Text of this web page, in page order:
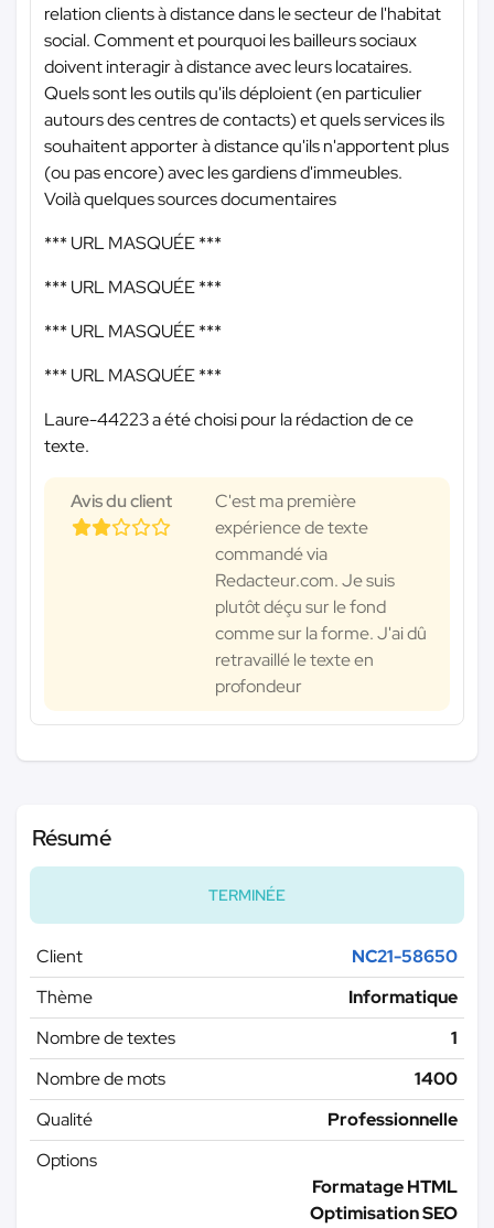
relation clients à distance dans le secteur de l'habitat
social. Comment et pourquoi les bailleurs sociaux
doivent interagir à distance avec leurs locataires.
Quels sont les outils qu'ils déploient (en particulier
autours des centres de contacts) et quels services ils
souhaitent apporter à distance qu'ils n'apportent plus
(ou pas encore) avec les gardiens d'immeubles.
Voilà quelques sources documentaires
*** URL MASQUÉE ***
*** URL MASQUÉE ***
*** URL MASQUÉE ***
*** URL MASQUÉE ***
Laure-44223 a été choisi pour la rédaction de ce
texte.
Avis du client
C'est ma première
expérience de texte
commandé via
Redacteur.com. Je suis
plutôt déçu sur le fond
comme sur la forme. J'ai dû
retravaillé le texte en
profondeur
Résumé
TERMINÉE
Client
NC21-58650
Thème
Informatique
Nombre de textes
1
Nombre de mots
1400
Qualité
Professionnelle
Options
Formatage HTML
Optimisation SEO